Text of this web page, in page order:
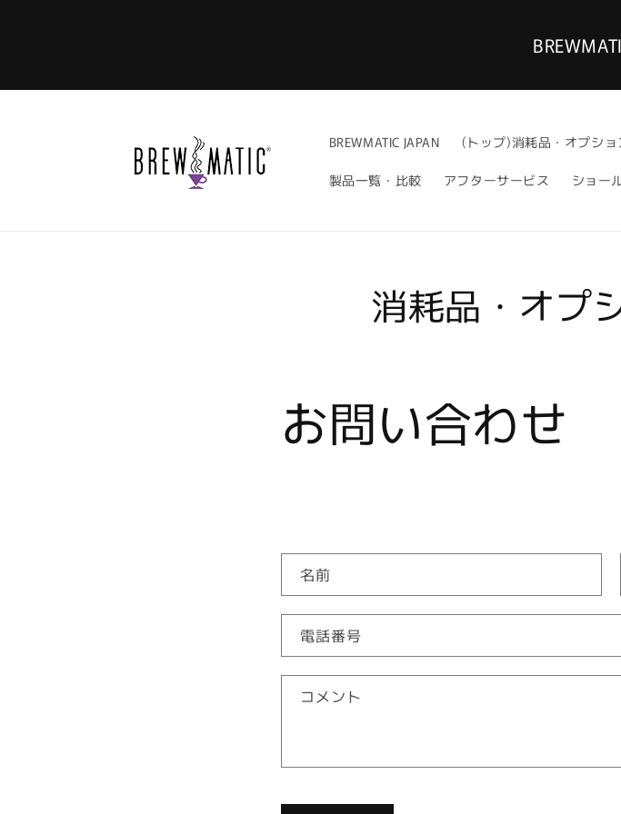
BREWMATIC JAPAN (トップ)消耗品・オプショ
製品一覧・比較 アフターサービス ショー
消耗品・オプ
お問い合わせ
お
問
い
合
わ
せ
ォ
名前
電話番号
コメント